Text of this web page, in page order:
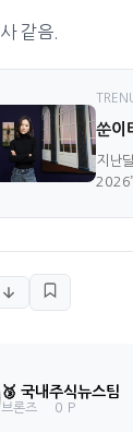
같음.
쑨이
지난
🥉 국내주식뉴스팀
브론즈 0 P